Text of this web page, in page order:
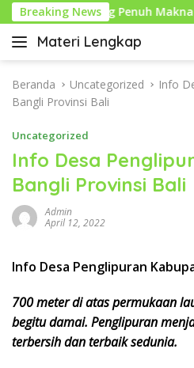
a
Breaking News
Islam yang Penuh Makna dan
Materi Lengkap
I
f
o
e
n
d
i
i
n
e
n
g
Beranda Uncategorized
Info
Bangli Provinsi Bali
Uncategorized
Info Desa
Bangli Provinsi Bali
Admin
April 12, 2022
Info Desa Penglipuran
700 meter di atas permukaan
begitu damai. Penglipuran
terbersih dan terbaik sedunia.